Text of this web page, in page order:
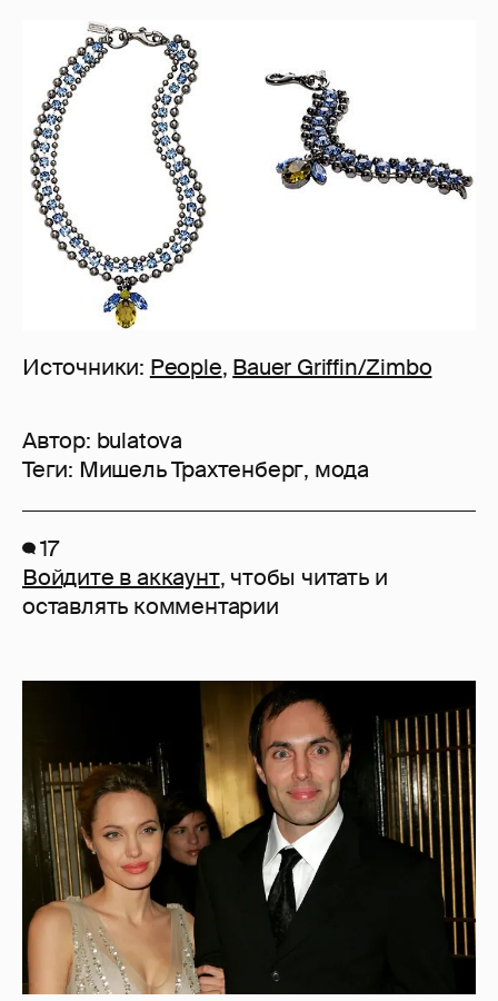
Источники: People, Bauer Griffin/Zimbo
Автор: bulatova
Теги: Мишель Трахтенберг, мода
17
Войдите в аккаунт, чтобы читать и
оставлять комментарии